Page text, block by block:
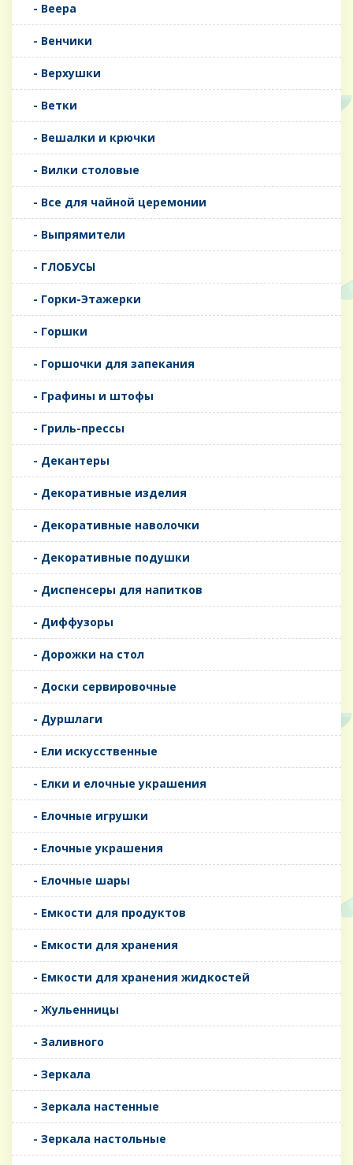
- Веера
- Венчики
- Верхушки
- Ветки
- Вешалки и крючки
- Вилки столовые
- Все для чайной церемонии
- Выпрямители
- ГЛОБУСЫ
- Горки-Этажерки
- Горшки
- Горшочки для запекания
- Графины и штофы
- Гриль-прессы
- Декантеры
- Декоративные изделия
- Декоративные наволочки
- Декоративные подушки
- Диспенсеры для напитков
- Диффузоры
- Дорожки на стол
- Доски сервировочные
- Дуршлаги
- Ели искусственные
- Елки и елочные украшения
- Елочные игрушки
- Елочные украшения
- Елочные шары
- Емкости для продуктов
- Емкости для хранения
- Емкости для хранения жидкостей
- Жульенницы
- Заливного
- Зеркала
- Зеркала настенные
- Зеркала настольные